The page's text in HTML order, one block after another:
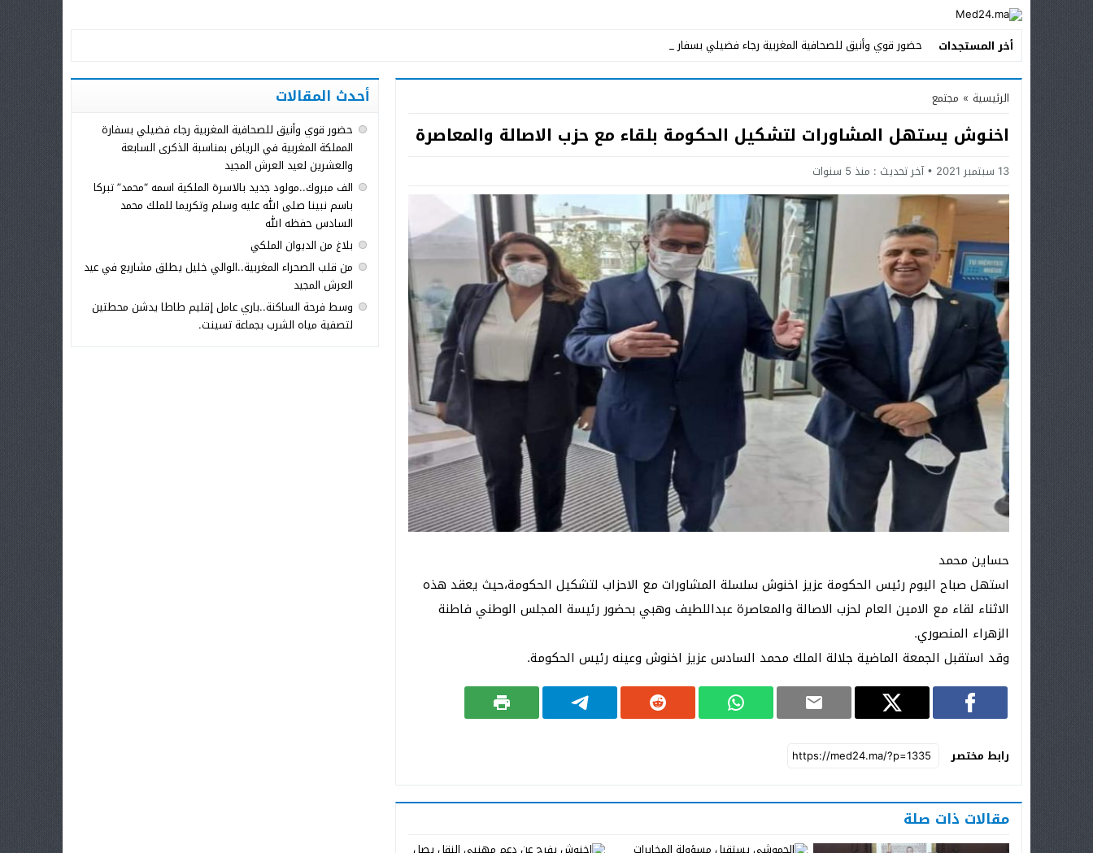
أخر المستجدات
حضور قوي وأنيق للصحافية المغربية رجاء فضيلي بسفارة المملك _
Stop
Next
الرئيسية » مجتمع
اخنوش يستهل المشاورات لتشكيل الحكومة بلقاء مع حزب الاصالة والمعاصرة
13 سبتمبر 2021 آخر تحديث : منذ 5 سنوات
حساين محمد
استهل صباح اليوم رئيس الحكومة عزيز اخنوش سلسلة المشاورات مع الاحزاب لتشكيل الحكومة،حيث يعقد هذه
الاثناء لقاء مع الامين العام لحزب الاصالة والمعاصرة عبداللطيف وهبي بحضور رئيسة المجلس الوطني فاطنة
الزهراء المنصوري.
وقد استقبل الجمعة الماضية جلالة الملك محمد السادس عزيز اخنوش وعينه رئيس الحكومة.
رابط مختصر
مقالات ذات صلة
أحدث المقالات
حضور قوي وأنيق للصحافية المغربية رجاء فضيلي بسفارة
المملكة المغربية في الرياض بمناسبة الذكرى السابعة
والعشرين لعيد العرش المجيد
الف مبروك..مولود جديد بالاسرة الملكية اسمه “محمد” تبركا
باسم نبينا صلى الله عليه وسلم وتكريما للملك محمد
السادس حفظه الله
بلاغ من الديوان الملكي
من قلب الصحراء المغربية..الوالي خليل يطلق مشاريع في عيد
العرش المجيد
وسط فرحة الساكنة..باري عامل إقليم طاطا يدشن محطتين
لتصفية مياه الشرب بجماعة تسينت.